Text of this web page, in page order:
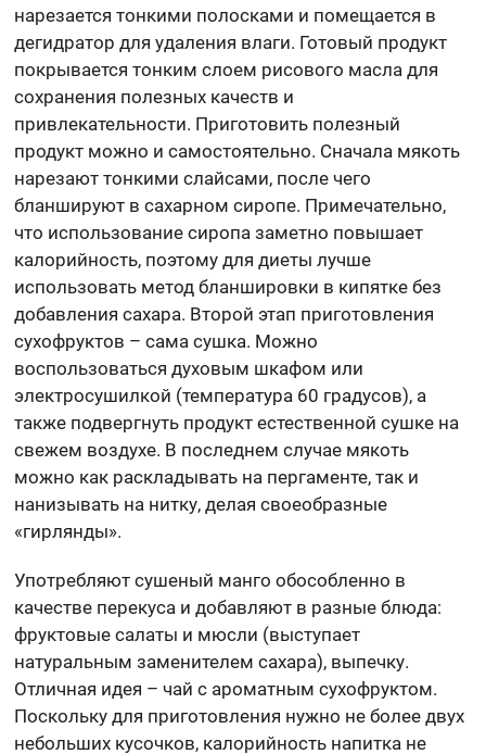
нарезается тонкими полосками и помещается в
дегидратор для удаления влаги. Готовый продукт
покрывается тонким слоем рисового масла для
сохранения полезных качеств и
привлекательности. Приготовить полезный
продукт можно и самостоятельно. Сначала мякоть
нарезают тонкими слайсами, после чего
бланшируют в сахарном сиропе. Примечательно,
что использование сиропа заметно повышает
калорийность, поэтому для диеты лучше
использовать метод бланшировки в кипятке без
добавления сахара. Второй этап приготовления
сухофруктов – сама сушка. Можно
воспользоваться духовым шкафом или
электросушилкой (температура 60 градусов), а
также подвергнуть продукт естественной сушке на
свежем воздухе. В последнем случае мякоть
можно как раскладывать на пергаменте, так и
нанизывать на нитку, делая своеобразные
«гирлянды».
Употребляют сушеный манго обособленно в
качестве перекуса и добавляют в разные блюда:
фруктовые салаты и мюсли (выступает
натуральным заменителем сахара), выпечку.
Отличная идея – чай с ароматным сухофруктом.
Поскольку для приготовления нужно не более двух
небольших кусочков, калорийность напитка не